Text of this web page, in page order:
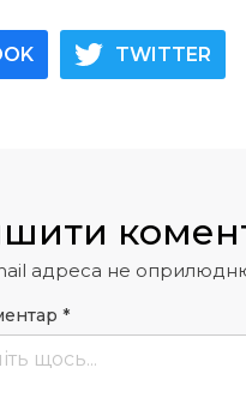
TWITTER
адреса не
*